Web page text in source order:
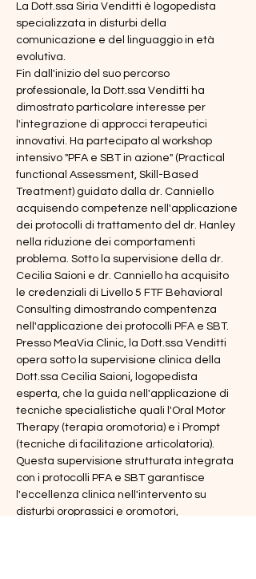
La Dott.ssa Siria Venditti è logopedista
specializzata in disturbi della
comunicazione e del linguaggio in età
evolutiva.
Fin dall'inizio del suo percorso
professionale, la Dott.ssa Venditti ha
dimostrato particolare interesse per
l'integrazione di approcci terapeutici
innovativi. Ha partecipato al workshop
intensivo "PFA e SBT in azione" (Practical
functional Assessment, Skill-Based
Treatment) guidato dalla dr. Canniello
acquisendo competenze nell'applicazione
dei protocolli di trattamento del dr. Hanley
nella riduzione dei comportamenti
problema. Sotto la supervisione della dr.
Cecilia Saioni e dr. Canniello ha acquisito
le credenziali di Livello 5 FTF Behavioral
Consulting dimostrando compentenza
nell'applicazione dei protocolli PFA e SBT.
Presso MeaVia Clinic, la Dott.ssa Venditti
opera sotto la supervisione clinica della
Dott.ssa Cecilia Saioni, logopedista
esperta, che la guida nell'applicazione di
tecniche specialistiche quali l'Oral Motor
Therapy (terapia oromotoria) e i Prompt
(tecniche di facilitazione articolatoria).
Questa supervisione strutturata integrata
con i protocolli PFA e SBT garantisce
l'eccellenza clinica nell'intervento su
disturbi oroprassici e oromotori,